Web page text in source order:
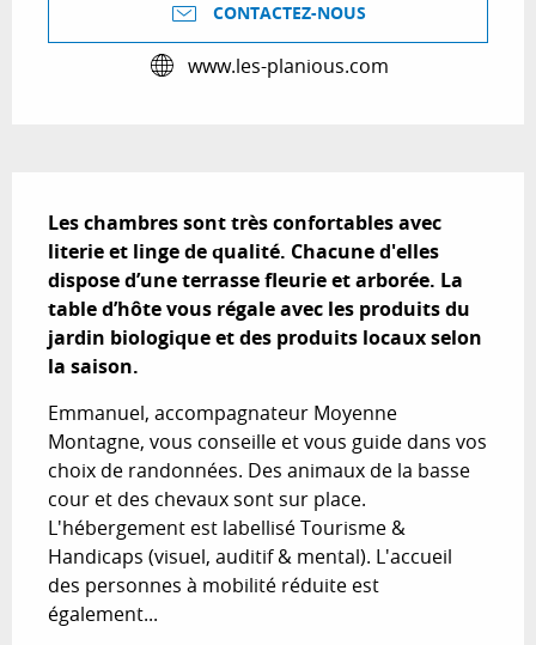
CONTACTEZ-NOUS
www.les-planious.com
Les chambres sont très confortables avec
literie et linge de qualité. Chacune d'elles
dispose d’une terrasse fleurie et arborée. La
table d’hôte vous régale avec les produits du
jardin biologique et des produits locaux selon
la saison.
Emmanuel, accompagnateur Moyenne
Montagne, vous conseille et vous guide dans vos
choix de randonnées. Des animaux de la basse
cour et des chevaux sont sur place.
L'hébergement est labellisé Tourisme &
Handicaps (visuel, auditif & mental). L'accueil
des personnes à mobilité réduite est
également...